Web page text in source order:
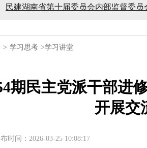
民建湖南省第十届委员会内部监督委
民建湖南省十届十次常委会议召开
民建湖南省委会开展2024年度理论学
民建湖南省第十届委员会内部监督委
> 学习思考 >学习讲堂
期民主党派干部进
开展交
时间：2026-03-25 10:08:17